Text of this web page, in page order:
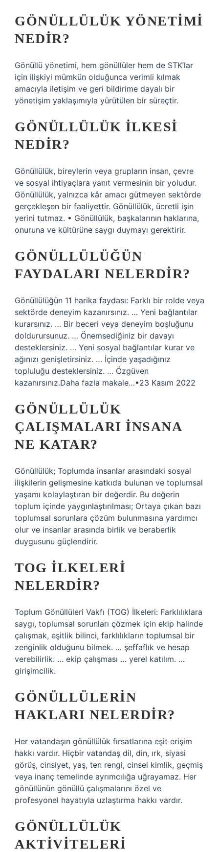
GÖNÜLLÜLÜK YÖNETIMI
NEDIR?
Gönüllü yönetimi, hem gönüllüler hem de STK’lar
için ilişkiyi mümkün olduğunca verimli kılmak
amacıyla iletişim ve geri bildirime dayalı bir
yönetişim yaklaşımıyla yürütülen bir süreçtir.
GÖNÜLLÜLÜK ILKESI
NEDIR?
Gönüllülük, bireylerin veya grupların insan, çevre
ve sosyal ihtiyaçlara yanıt vermesinin bir yoludur.
Gönüllülük, yalnızca kâr amacı gütmeyen sektörde
gerçekleşen bir faaliyettir. Gönüllülük, ücretli işin
yerini tutmaz. • Gönüllülük, başkalarının haklarına,
onuruna ve kültürüne saygı duymayı gerektirir.
GÖNÜLLÜLÜĞÜN
FAYDALARI NELERDIR?
Gönüllülüğün 11 harika faydası: Farklı bir rolde veya
sektörde deneyim kazanırsınız. … Yeni bağlantılar
kurarsınız. … Bir beceri veya deneyim boşluğunu
doldurursunuz. … Önemsediğiniz bir davayı
desteklersiniz. … Yeni sosyal bağlantılar kurar ve
ağınızı genişletirsiniz. … İçinde yaşadığınız
topluluğu desteklersiniz. … Özgüven
kazanırsınız.Daha fazla makale…•23 Kasım 2022
GÖNÜLLÜLÜK
ÇALIŞMALARI INSANA
NE KATAR?
Gönüllülük; Toplumda insanlar arasındaki sosyal
ilişkilerin gelişmesine katkıda bulunan ve toplumsal
yaşamı kolaylaştıran bir değerdir. Bu değerin
toplum içinde yaygınlaştırılması; Ortaya çıkan bazı
toplumsal sorunlara çözüm bulunmasına yardımcı
olur ve insanlar arasında birlik ve beraberlik
duygusunu güçlendirir.
TOG ILKELERI
NELERDIR?
Toplum Gönüllüleri Vakfı (TOG) İlkeleri: Farklılıklara
saygı, toplumsal sorunları çözmek için ekip halinde
çalışmak, eşitlik bilinci, farklılıkların toplumsal bir
zenginlik olduğunu bilmek. … şeffaflık ve hesap
verebilirlik. … ekip çalışması … yerel katılım. …
girişimcilik.
GÖNÜLLÜLERIN
HAKLARI NELERDIR?
Her vatandaşın gönüllülük fırsatlarına eşit erişim
hakkı vardır. Hiçbir vatandaş dil, din, ırk, siyasi
görüş, cinsiyet, yaş, ten rengi, cinsel kimlik, geçmiş
veya inanç temelinde ayrımcılığa uğrayamaz. Her
gönüllünün gönüllü çalışmalarını özel ve
profesyonel hayatıyla uzlaştırma hakkı vardır.
GÖNÜLLÜLÜK
AKTIVITELERI